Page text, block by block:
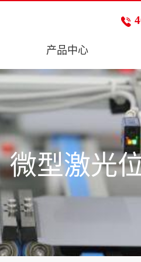
产品中心
微型激光